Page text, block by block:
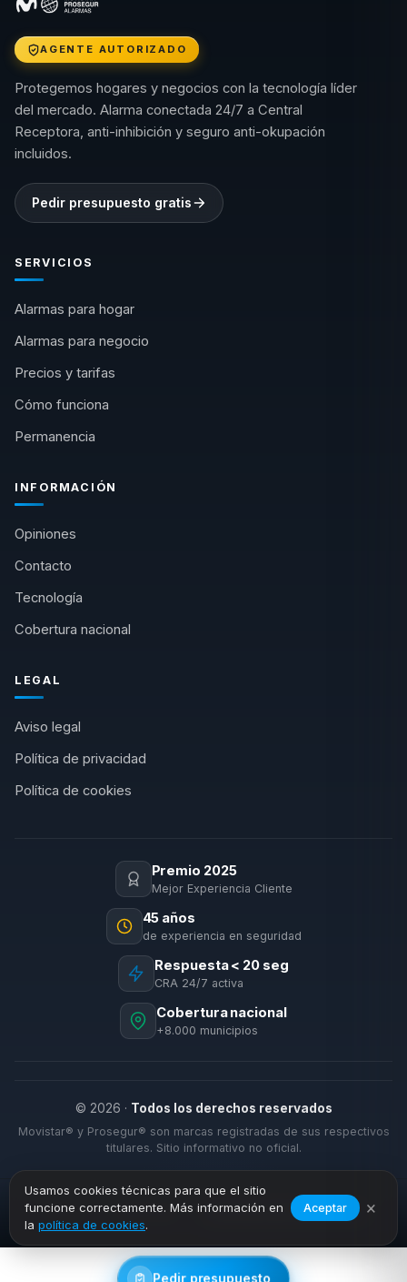
Pedir presupuesto
Usamos cookies técnicas para que el sitio
funcione correctamente. Más información en
la política de cookies.
Aceptar ×
AGENTE AUTORIZADO
Protegemos hogares y negocios con la tecnología líder
del mercado. Alarma conectada 24/7 a Central
Receptora, anti-inhibición y seguro anti-okupación
incluidos.
Pedir presupuesto gratis
SERVICIOS
Alarmas para hogar
Alarmas para negocio
Precios y tarifas
Cómo funciona
Permanencia
INFORMACIÓN
Opiniones
Contacto
Tecnología
Cobertura nacional
LEGAL
Aviso legal
Política de privacidad
Política de cookies
Premio 2025
Mejor Experiencia Cliente
45 años
de experiencia en seguridad
Respuesta < 20 seg
CRA 24/7 activa
Cobertura nacional
+8.000 municipios
© 2026 · Todos los derechos reservados
Movistar® y Prosegur® son marcas registradas de sus respectivos
titulares. Sitio informativo no oficial.
Inicio › Cobertura › Chiclana de la Frontera